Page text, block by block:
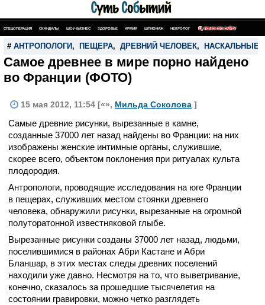
СПЕЦОПЕРАЦИЯ СКАНДАЛЫ ШОУ-БИЗНЕС ЗДОРОВЬЕ АРМИЯ ШПИОНАЖ НЕКРОЛОГ ПОИСК ПО САЙТУ
# АНТРОПОЛОГИ , ПЕЩЕРА, ДРЕВНИЙ ЧЕЛОВЕК, НАСКАЛЬНЫЕ
Самое древнее в мире порно найдено
во Франции (ФОТО)
15 мая 2012, 11:54 [«», Мильда Соколова ]
Самые древние рисунки, вырезанные в камне,
созданные 37000 лет назад найдены во Франции: на них
изображены женские интимные органы, служившие,
скорее всего, объектом поклонения при ритуалах культа
плодородия.
Антропологи, проводящие исследования на юге Франции
в пещерах, служивших местом стоянки древнего
человека, обнаружили рисунки, вырезанные на огромной
полуторатонной известняковой глыбе.
Вырезанные рисунки созданы 37000 лет назад, людьми,
поселившимися в районах Абри Кастане и Абри
Бланшар, в этих местах следы древних поселений
находили уже давно. Несмотря на то, что выветривание,
конечно, сказалось за прошедшие тысячелетия на
состоянии гравировки, можно четко разглядеть